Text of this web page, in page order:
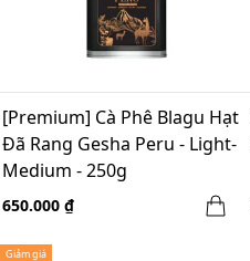
[Premium] Cà Phê Blagu Hạt
Đã Rang Gesha Peru - Light-
Medium - 250g
650.000 ₫
Giảm giá